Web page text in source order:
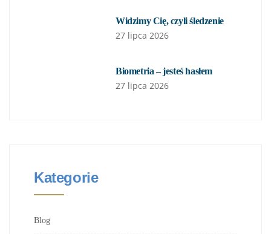
Widzimy Cię, czyli śledzenie
27 lipca 2026
Biometria – jesteś hasłem
27 lipca 2026
Kategorie
Blog